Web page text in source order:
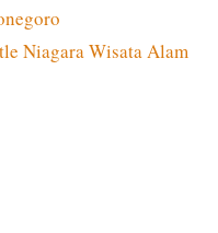
Niagara Wisata Alam